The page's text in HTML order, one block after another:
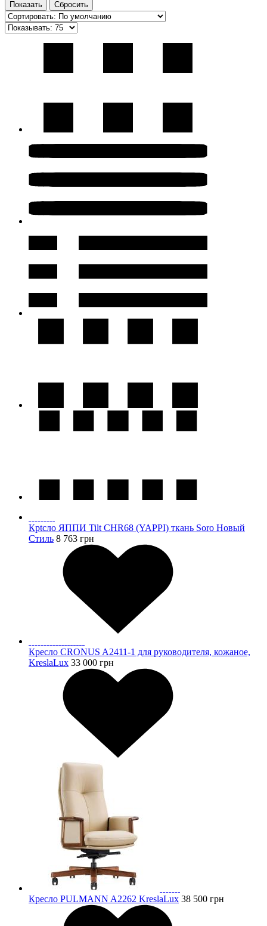
Показать Сбросить
Крtсло ЯППИ Tilt CHR68 (YAPPI) ткань Soro Новый
Стиль 8 763 грн
Кресло CRONUS A2411-1 для руководителя, кожаное,
KreslaLux 33 000 грн
Кресло PULMANN A2262 KreslaLux 38 500 грн